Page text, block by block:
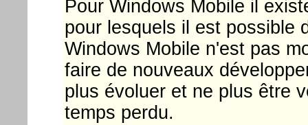
Pour Windows Mobile il
pour lesquels il est possible
Windows Mobile n'est pas
faire de nouveaux
plus évoluer et ne plus être
temps perdu.